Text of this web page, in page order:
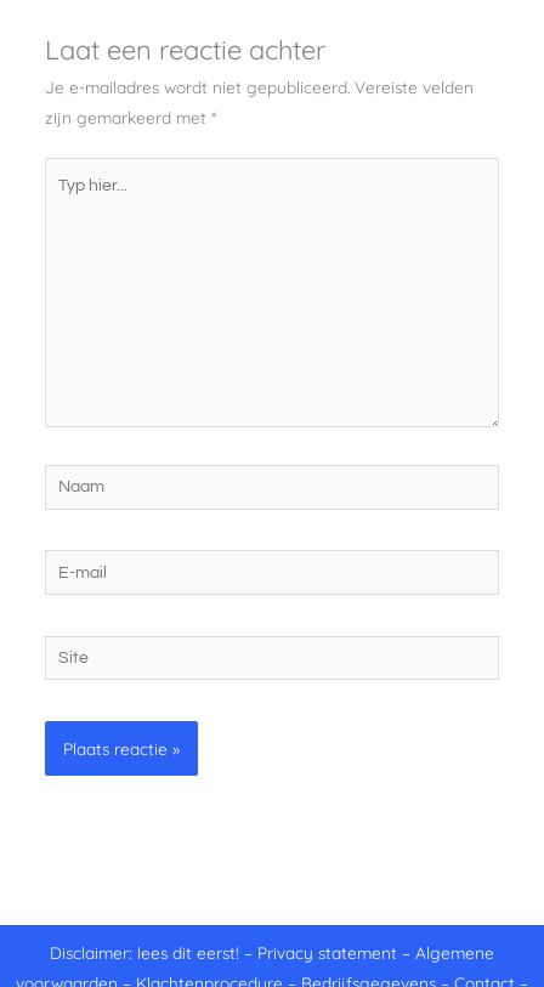
Laat een reactie achter
Je e-mailadres wordt niet gepubliceerd. Vereiste velden
zijn gemarkeerd met *
Naam
mail
Site
Disclaimer: lees dit eerst! – Privacy statement – Algemene